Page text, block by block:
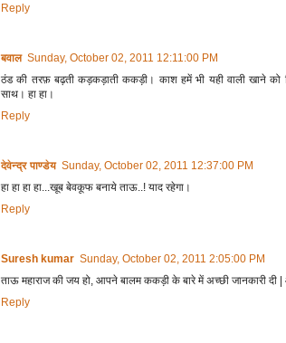
Reply
बवाल Sunday, October 02, 2011 12:11:00 PM
ठंड की तरफ़ बढ़ती कड़कड़ाती ककड़ी। काश हमें भी यही वाली खाने
साथ। हा हा।
Reply
देवेन्द्र पाण्डेय Sunday, October 02, 2011 12:37:00 PM
हा हा हा हा...खूब बेवकूफ बनाये ताऊ..! याद रहेगा।
Reply
Suresh kumar Sunday, October 02, 2011 2:05:00 PM
ताऊ महाराज की जय हो, आपने बालम ककड़ी के बारे में अच्छी जानकारी दी
Reply